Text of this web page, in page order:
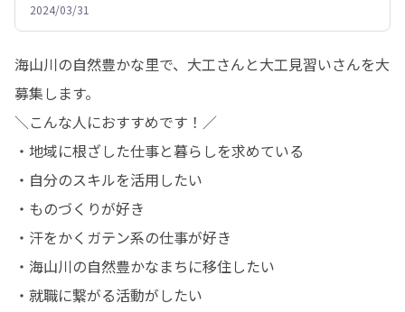
2024/03/31
海山川の自然豊かな里で、大工さんと大工見習いさんを大
募集します。
＼こんな人におすすめです！／
・地域に根ざした仕事と暮らしを求めている
・自分のスキルを活用したい
・ものづくりが好き
・汗をかくガテン系の仕事が好き
・海山川の自然豊かなまちに移住したい
・就職に繋がる活動がしたい